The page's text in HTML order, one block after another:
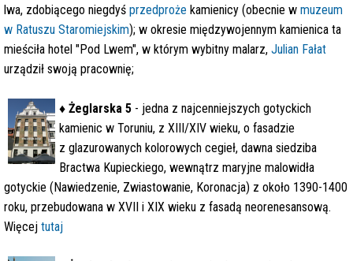
lwa, zdobiącego niegdyś przedproże kamienicy (obecnie w muzeum
w Ratuszu Staromiejskim); w okresie międzywojennym kamienica ta
mieściła hotel "Pod Lwem", w którym wybitny malarz, Julian Fałat
urządził swoją pracownię;
♦ Żeglarska 5 - jedna z najcenniejszych gotyckich
kamienic w Toruniu, z XIII/XIV wieku, o fasadzie
z glazurowanych kolorowych cegieł, dawna siedziba
Bractwa Kupieckiego, wewnątrz maryjne malowidła
gotyckie (Nawiedzenie, Zwiastowanie, Koronacja) z około 1390-1400
roku, przebudowana w XVII i XIX wieku z fasadą neorenesansową.
Więcej tutaj